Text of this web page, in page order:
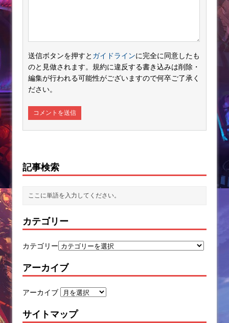
送信ボタンを押すと ガイドラインに完全に同意したも
のと見做されます。規約に違反する書き込みは削除・
編集が行われる可能性がございますので何卒ご了承く
ださい。
記事検索
カテゴリー
カテゴリー
アーカイブ
アーカイブ
サイトマップ